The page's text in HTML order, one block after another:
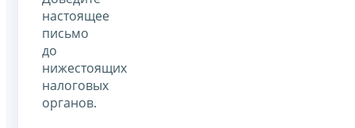
настоящее
письмо
до
нижестоящих
налоговых
органов.